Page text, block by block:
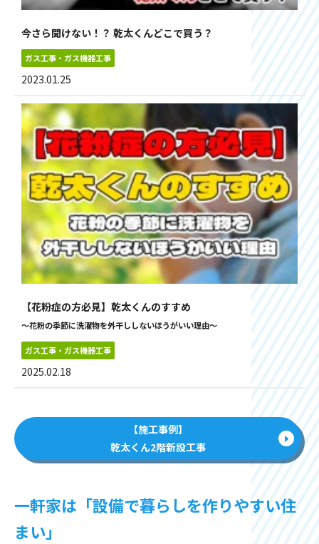
今さら聞けない！？ 乾太くんどこで買う？
ガス工事・ガス機器工事
2023.01.25
【花粉症の方必見】乾太くんのすすめ
～花粉の季節に洗濯物を外干ししないほうがいい理由～
ガス工事・ガス機器工事
2025.02.18
【施工事例】
乾太くん2階新設工事
一軒家は「設備で暮らしを作りやすい住
まい」